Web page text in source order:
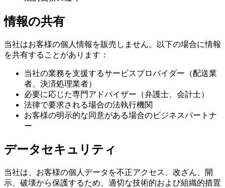
情報の共有
当社はお客様の個人情報を販売しません。以下の場合に情報
を共有することがあります：
当社の業務を支援するサービスプロバイダー（配送業
者、決済処理業者）
必要に応じた専門アドバイザー（弁護士、会計士）
法律で要求される場合の法執行機関
お客様の明示的な同意がある場合のビジネスパートナ
ー
データセキュリティ
当社は、お客様の個人データを不正アクセス、改ざん、開
示、破壊から保護するため、適切な技術的および組織的措置